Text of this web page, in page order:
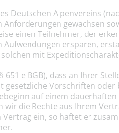
Deutschen Alpenvereins
gewachsen
einen Teilnehmer, der
ersparen,
mit
e BGB), dass an Ihrer
Vorschriften
auf einem
die Rechte aus Ihrem
ein, so haftet er